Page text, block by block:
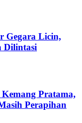
Gegara Licin,
Dilintasi
Pratama,
Perapihan